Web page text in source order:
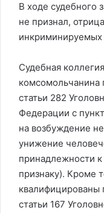
В ходе судебного
не признал,
инкриминируемых
Судебная
комсомольчанина
статьи 282
Федерации с
на возбуждение
унижение
принадлежности
признаку). Кроме
квалифицированы
статьи 167